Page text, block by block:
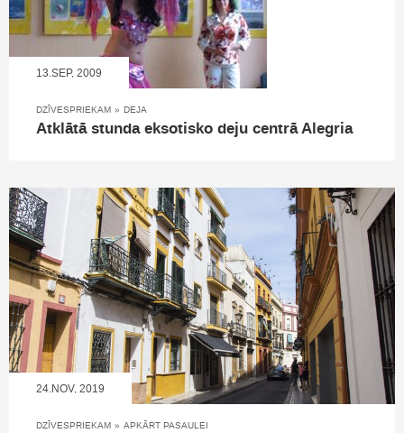
13.SEP, 2009
DZĪVESPRIEKAM » DEJA
Atklātā stunda eksotisko deju centrā Alegria
24.NOV, 2019
DZĪVESPRIEKAM » APKĀRT PASAULEI